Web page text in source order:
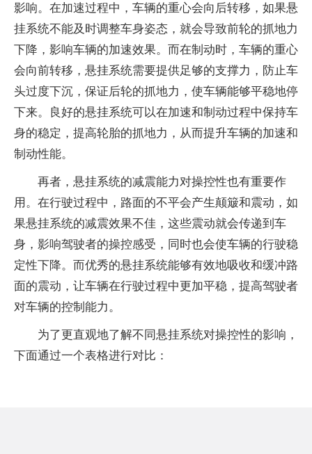
影响。在加速过程中，车辆的重心会向后转移，如果悬
挂系统不能及时调整车身姿态，就会导致前轮的抓地力
下降，影响车辆的加速效果。而在制动时，车辆的重心
会向前转移，悬挂系统需要提供足够的支撑力，防止车
头过度下沉，保证后轮的抓地力，使车辆能够平稳地停
下来。良好的悬挂系统可以在加速和制动过程中保持车
身的稳定，提高轮胎的抓地力，从而提升车辆的加速和
制动性能。
再者，悬挂系统的减震能力对操控性也有重要作
用。在行驶过程中，路面的不平会产生颠簸和震动，如
果悬挂系统的减震效果不佳，这些震动就会传递到车
身，影响驾驶者的操控感受，同时也会使车辆的行驶稳
定性下降。而优秀的悬挂系统能够有效地吸收和缓冲路
面的震动，让车辆在行驶过程中更加平稳，提高驾驶者
对车辆的控制能力。
为了更直观地了解不同悬挂系统对操控性的影响，
下面通过一个表格进行对比：